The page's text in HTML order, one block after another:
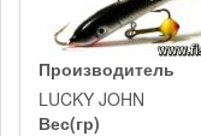
Производитель
LUCKY JOHN
Вес(гр)